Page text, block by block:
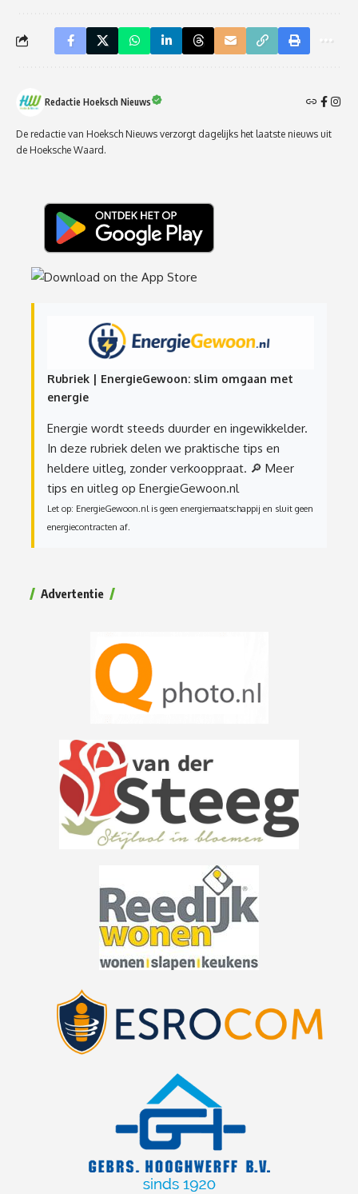
Redactie Hoeksch Nieuws
De redactie van Hoeksch Nieuws verzorgt dagelijks het laatste nieuws uit
de Hoeksche Waard.
Rubriek | EnergieGewoon: slim omgaan met
energie
Energie wordt steeds duurder en ingewikkelder.
In deze rubriek delen we praktische tips en
heldere uitleg, zonder verkooppraat. 🔎 Meer
tips en uitleg op EnergieGewoon.nl
Let op: EnergieGewoon.nl is geen energiemaatschappij en sluit geen
energiecontracten af.
Advertentie